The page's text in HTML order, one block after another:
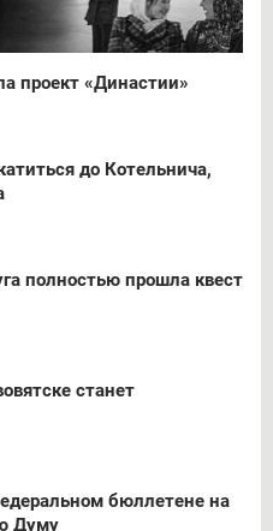
проект «Династии»
до Котельнича,
полностью прошла квест
станет
бюллетене на
Думу